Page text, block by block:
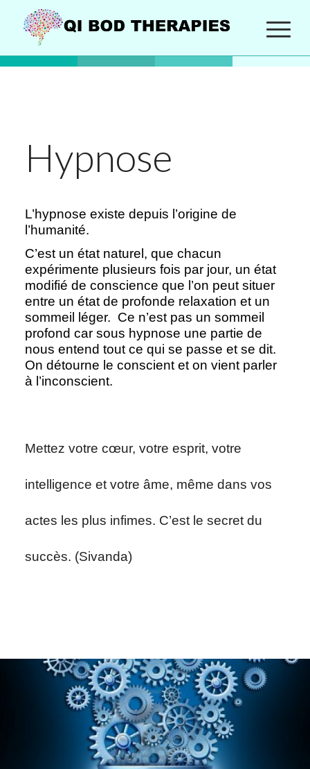
Hypnose
L’hypnose existe depuis l’origine de
l’humanité.
C’est un état naturel, que chacun
expérimente plusieurs fois par jour, un état
modifié de conscience que l’on peut situer
entre un état de profonde relaxation et un
sommeil léger. Ce n’est pas un sommeil
profond car sous hypnose une partie de
nous entend tout ce qui se passe et se dit.
On détourne le conscient et on vient parler
à l’inconscient.
Mettez votre cœur, votre esprit, votre
intelligence et votre âme, même dans vos
actes les plus infimes. C’est le secret du
succès. (Sivanda)